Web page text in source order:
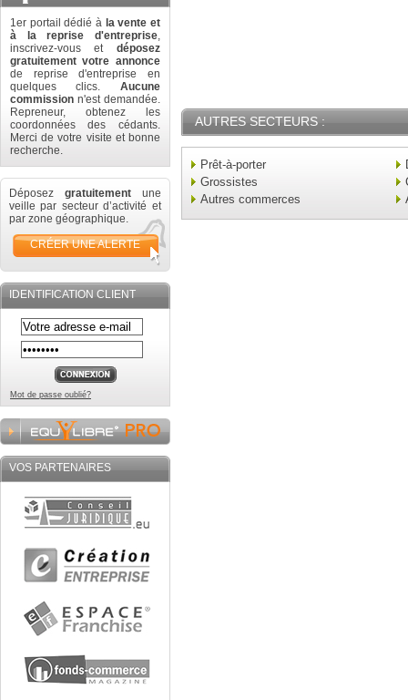
1er portail dédié à la vente et
à la reprise d'entreprise,
inscrivez-vous et déposez
gratuitement votre annonce
de reprise d'entreprise en
quelques clics. Aucune
commission n'est demandée.
Repreneur, obtenez les
coordonnées des cédants.
Merci de votre visite et bonne
recherche.
Déposez gratuitement une
veille par secteur d’activité et
par zone géographique.
CRÉER UNE ALERTE
IDENTIFICATION CLIENT
Mot de passe oublié?
VOS PARTENAIRES
AUTRES SECTEURS :
Prêt-à-porter
Grossistes
Autres commerces